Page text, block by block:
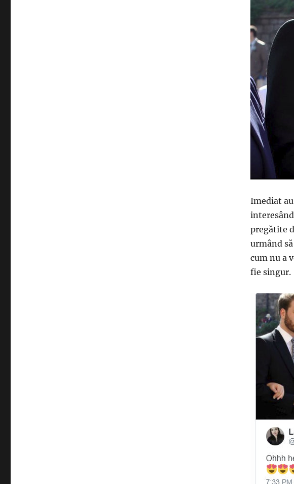
Imediat
pregătite
urmând
cum nu a
fie singur.